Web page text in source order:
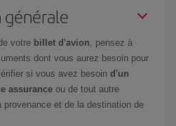
votre billet d'avion, pensez à
dont vous aurez besoin pour
si vous avez besoin d'un
assurance ou de tout autre
et de la destination de